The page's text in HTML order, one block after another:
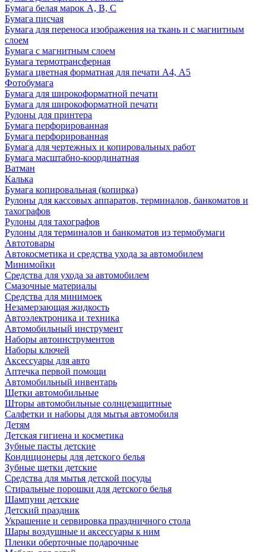
Бумага белая марок А, В, С
Бумага писчая
Бумага для переноса изображения на ткань и с магнитным
слоем
Бумага с магнитным слоем
Бумага термотрансферная
Бумага цветная форматная для печати А4, А5
Фотобумага
Бумага для широкоформатной печати
Бумага для широкоформатной печати
Рулоны для принтера
Бумага перфорированная
Бумага перфорированная
Бумага для чертежных и копировальных работ
Бумага масштабно-координатная
Ватман
Калька
Бумага копировальная (копирка)
Рулоны для кассовых аппаратов, терминалов, банкоматов и
тахографов
Рулоны для тахографов
Рулоны для терминалов и банкоматов из термобумаги
Автотовары
Автокосметика и средства ухода за автомобилем
Минимойки
Средства для ухода за автомобилем
Смазочные материалы
Средства для минимоек
Незамерзающая жидкость
Автоэлектроника и техника
Автомобильный инструмент
Наборы автоинструментов
Наборы ключей
Аксессуары для авто
Аптечка первой помощи
Автомобильный инвентарь
Щетки автомобильные
Шторы автомобильные солнцезащитные
Салфетки и наборы для мытья автомобиля
Детям
Детская гигиена и косметика
Зубные пасты детские
Кондиционеры для детского белья
Зубные щетки детские
Средства для мытья детской посуды
Стиральные порошки для детского белья
Шампуни детские
Детский праздник
Украшение и сервировка праздничного стола
Шары воздушные и аксессуары к ним
Пленки оберточные подарочные